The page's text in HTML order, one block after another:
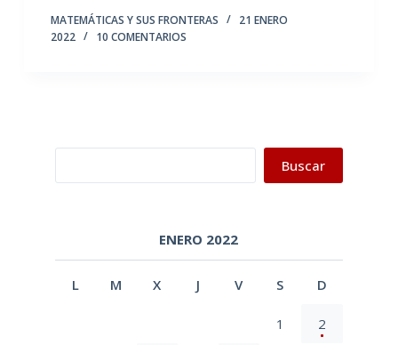
MATEMÁTICAS Y SUS FRONTERAS
21 ENERO
2022
10 COMENTARIOS
Buscar
ENERO 2022
L M X J V S D
1 2